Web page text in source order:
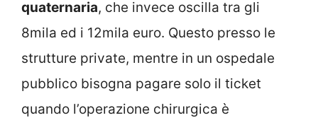
quaternaria, che invece oscilla tra gli
8mila ed i 12mila euro. Questo presso le
strutture private, mentre in un ospedale
pubblico bisogna pagare solo il ticket
quando l’operazione chirurgica è